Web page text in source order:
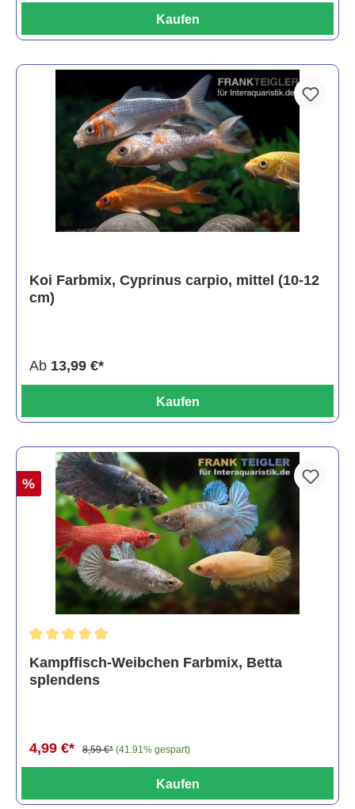
Kaufen
Koi Farbmix, Cyprinus carpio, mittel (10-12
cm)
Ab 13,99 €*
Kaufen
%
Kampffisch-Weibchen Farbmix, Betta
splendens
4,99 €* 8,59 €* (41.91% gespart)
Kaufen